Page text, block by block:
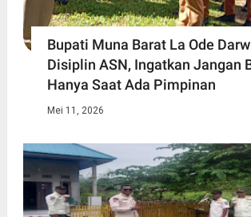
Bupati Muna Barat La Ode
Disiplin ASN, Ingatkan Jangan
Hanya Saat Ada Pimpinan
Mei 11, 2026